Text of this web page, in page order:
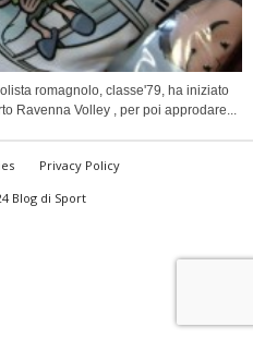
romagnolo, classe'79, ha iniziato
Ravenna Volley , per poi approdare...
Privacy Policy
Blog di Sport